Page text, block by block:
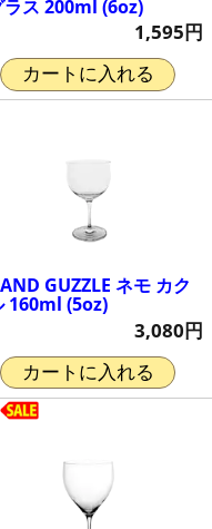
ラス 200ml (6oz)
1,595円
カートに入れる
GUZZLE ネモ カク
160ml (5oz)
3,080円
カートに入れる